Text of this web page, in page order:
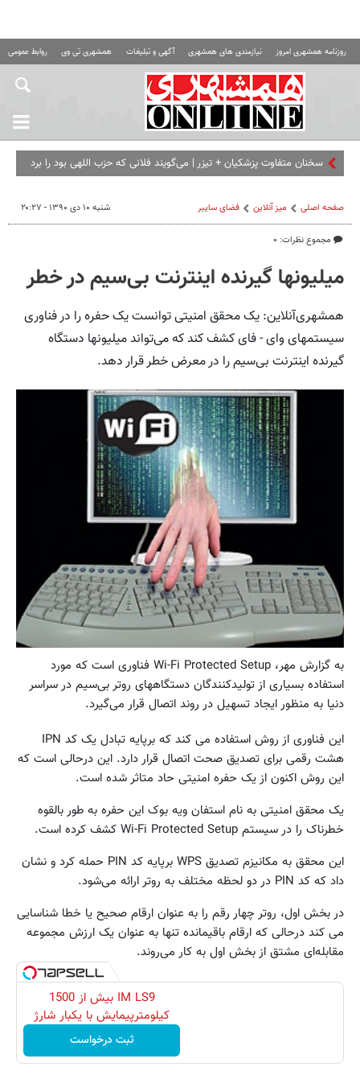
روزنامه همشهری امروز نیازمندی های همشهری آگهی و تبلیغات همشهری تی وی روابط عمومی
سخنان متفاوت پزشکیان + تیزر | می‌گویند فلانی که حزب اللهی بود را
صفحه اصلی میز آنلاین فضای سایبر
مجموع نظرات: ۰
شنبه ۱۰ دی ۱۳۹۰ - ۲۰:۲۷
میلیونها گیرنده اینترنت بی‌سیم در خطر
همشهری‌آنلاین: یک محقق امنیتی توانست یک حفره را در فناوری
سیستمهای وای - فای کشف کند که می‌تواند میلیونها دستگاه
گیرنده اینترنت بی‌سیم را در معرض خطر قرار دهد.
به گزارش مهر، Wi-Fi Protected Setup فناوری است که مورد
استفاده بسیاری از تولیدکنندگان دستگاههای روتر بی‌سیم در سراسر
دنیا به منظور ایجاد تسهیل در روند اتصال قرار می‌گیرد.
این فناوری از روش استفاده می کند که برپایه تبادل یک کد IPN
هشت رقمی برای تصدیق صحت اتصال قرار دارد. این درحالی است که
این روش اکنون از یک حفره امنیتی حاد متاثر شده است.
یک محقق امنیتی به نام استفان ویه بوک این حفره به طور بالقوه
خطرناک را در سیستم Wi-Fi Protected Setup کشف کرده است.
این محقق به مکانیزم تصدیق WPS برپایه کد PIN حمله کرد و نشان
داد که کد PIN در دو لحظه مختلف به روتر ارائه می‌شود.
در بخش اول، روتر چهار رقم را به عنوان ارقام صحیح یا خطا شناسایی
می کند درحالی که ارقام باقیمانده تنها به عنوان یک ارزش مجموعه
مقابله‌ای مشتق از بخش اول به کار می‌روند.
IM LS9 بیش از 1500
کیلومترپیمایش با یکبار شارژ
ثبت درخواست